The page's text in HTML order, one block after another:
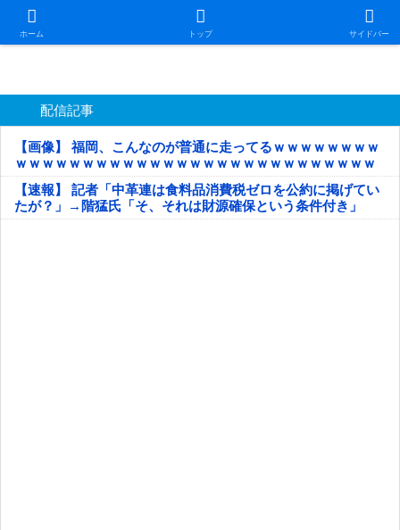
ホーム トップ サイドバー
日本第一！ニュース録
配信記事
【画像】 福岡、こんなのが普通に走ってるｗｗｗｗｗｗｗｗ
ｗｗｗｗｗｗｗｗｗｗｗｗｗｗｗｗｗｗｗｗｗｗｗｗｗｗｗ
ｗｗｗｗｗ
【速報】 記者「中革連は食料品消費税ゼロを公約に掲げてい
たが？」→階猛氏「そ、それは財源確保という条件付き」